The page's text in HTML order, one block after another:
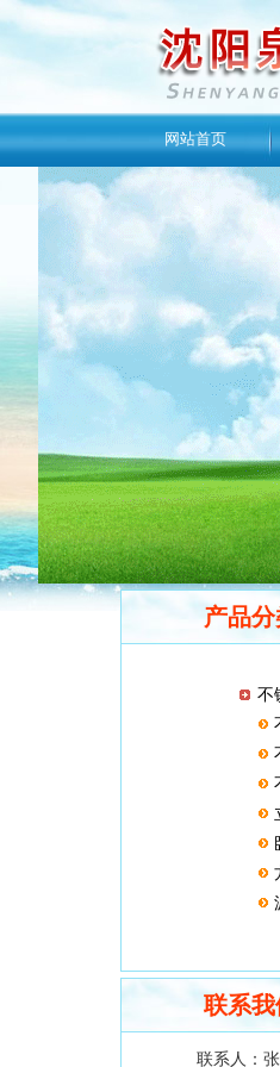
网站首页
产品分
不
联系我
联系人：